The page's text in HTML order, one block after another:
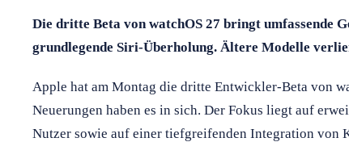
Die dritte Beta von watchOS 27 bringt umfassende
grundlegende Siri-Überholung. Ältere Modelle
Apple hat am Montag die dritte Entwickler-Beta von
Neuerungen haben es in sich. Der Fokus liegt auf
Nutzer sowie auf einer tiefgreifenden Integration von